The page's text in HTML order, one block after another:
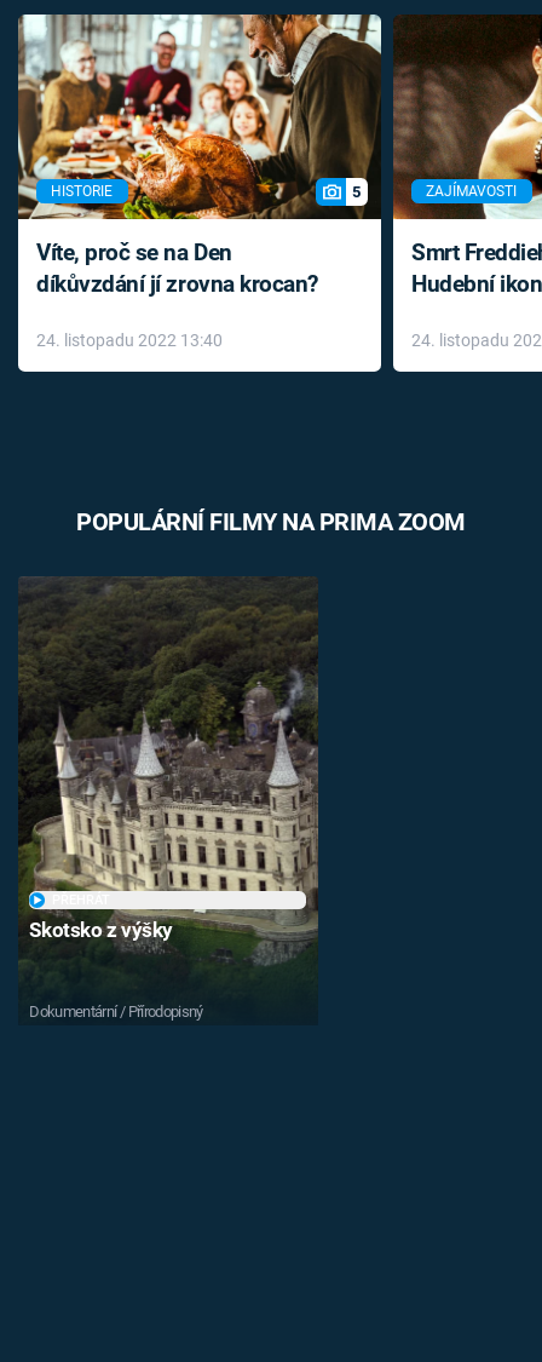
HISTORIE 5
Víte, proč se na Den
díkůvzdání jí zrovna krocan?
24. listopadu 2022 13:40
ZAJÍMAVOSTI
Smrt
Hudební
léky
24. listopadu
POPULÁRNÍ FILMY NA PRIMA ZOOM
Skotsko z výšky
Dokumentární / Přírodopisný